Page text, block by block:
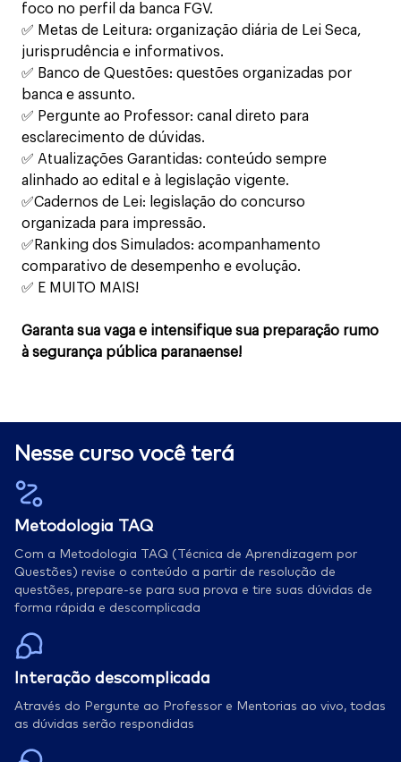
foco no perfil da banca FGV.
✅ Metas de Leitura: organização diária de Lei Seca,
jurisprudência e informativos.
✅ Banco de Questões: questões organizadas por
banca e assunto.
✅ Pergunte ao Professor: canal direto para
esclarecimento de dúvidas.
✅ Atualizações Garantidas: conteúdo sempre
alinhado ao edital e à legislação vigente.
✅Cadernos de Lei: legislação do concurso
organizada para impressão.
✅Ranking dos Simulados: acompanhamento
comparativo de desempenho e evolução.
✅ E MUITO MAIS!
Garanta sua vaga e intensifique sua preparação rumo
à segurança pública paranaense!
Nesse curso você terá
Metodologia TAQ
Com a Metodologia TAQ (Técnica de Aprendizagem por
Questões) revise o conteúdo a partir de resolução de
questões, prepare-se para sua prova e tire suas dúvidas de
forma rápida e descomplicada
Interação descomplicada
Através do Pergunte ao Professor e Mentorias ao vivo, todas
as dúvidas serão respondidas